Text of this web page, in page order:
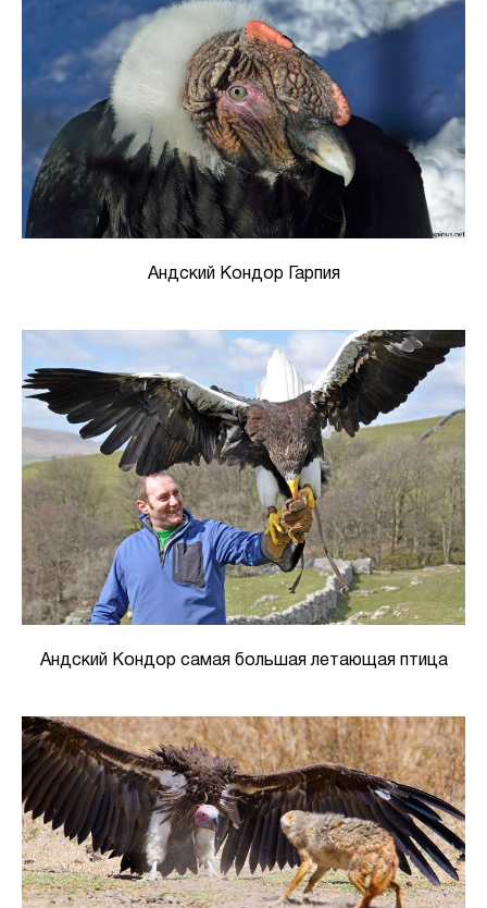
Андский Кондор Гарпия
Андский Кондор самая большая летающая птица